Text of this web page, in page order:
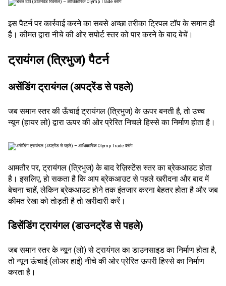
इस पैटर्न पर कार्रवाई करने का सबसे अच्छा तरीका ट्रिपल टॉप के समान ही
है। कीमत द्वारा नीचे की ओर सपोर्ट स्तर को पार करने के बाद बेचें।
ट्रायंगल (त्रिभुज) पैटर्न
असेंडिंग ट्रायंगल (अपट्रेंड से पहले)
जब समान स्तर की ऊँचाई ट्रायंगल (त्रिभुज) के ऊपर बनती है, तो उच्च
न्यून (हायर लो) द्वारा ऊपर की ओर प्रेरित निचले हिस्से का निर्माण होता है।
आमतौर पर, ट्रायंगल (त्रिभुज) के बाद रेज़िस्टेंस स्तर का ब्रेकआउट होता
है। इसलिए, हो सकता है कि आप ब्रेकआउट से पहले खरीदना और बाद में
बेचना चाहें, लेकिन ब्रेकआउट होने तक इंतजार करना बेहतर होता है और जब
कीमत रेखा को तोड़ती है तो खरीदारी करें।
डिसेंडिंग ट्रायंगल (डाउनट्रेंड से पहले)
जब समान स्तर के न्यून (लो) से ट्रायंगल का डाउनसाइड का निर्माण होता है,
तो न्यून ऊंचाई (लोअर हाई) नीचे की ओर प्रेरित ऊपरी हिस्से का निर्माण
करता है।